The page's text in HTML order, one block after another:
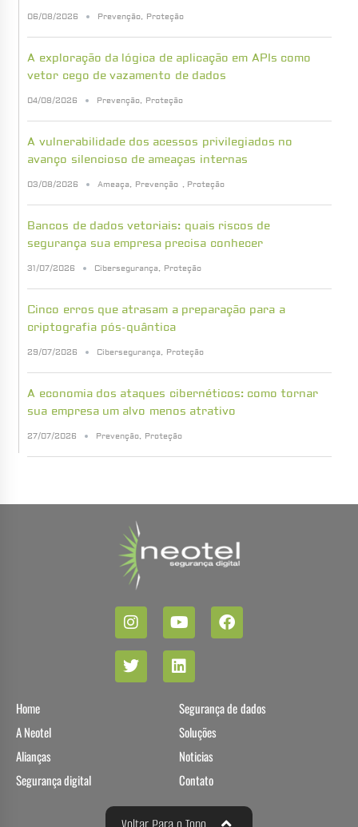
06/08/2026 Prevenção Proteção
A exploração da lógica de aplicação em APIs como
vetor cego de vazamento de dados
04/08/2026 Prevenção Proteção
A vulnerabilidade dos acessos privilegiados no
avanço silencioso de ameaças internas
03/08/2026 Ameaça Prevenção Proteção
Bancos de dados vetoriais: quais riscos de
segurança sua empresa precisa conhecer
31/07/2026 Cibersegurança Proteção
Cinco erros que atrasam a preparação para a
criptografia pós-quântica
29/07/2026 Cibersegurança Proteção
A economia dos ataques cibernéticos: como tornar
sua empresa um alvo menos atrativo
27/07/2026 Prevenção Proteção
Home
A Neotel
Alianças
Segurança digital
Segurança de dados
Soluções
Noticias
Contato